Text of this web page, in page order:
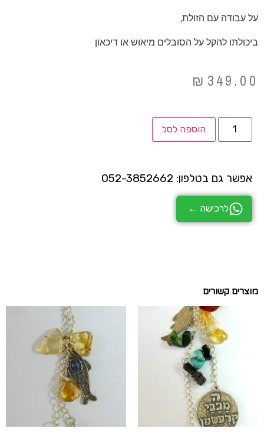
על עבודה עם הזולת,
ביכולתו להקל על הסובלים מיאוש או דיכאון
₪ 349.00
הוספה לסל
אפשר גם בטלפון: 052-3852662
לרכישה ←
מוצרים קשורים